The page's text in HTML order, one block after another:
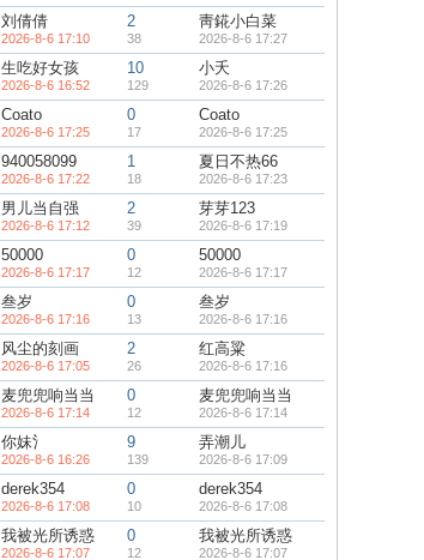
刘倩倩
2026-8-6 17:10
2
38
靑錵小白菜
2026-8-6 17:27
生吃好女孩
2026-8-6 16:52
10
129
小夭
2026-8-6 17:26
Coato
2026-8-6 17:25
0
17
Coato
2026-8-6 17:25
940058099
2026-8-6 17:22
1
18
夏日不热66
2026-8-6 17:23
男儿当自强
2026-8-6 17:12
2
39
芽芽123
2026-8-6 17:19
50000
2026-8-6 17:17
0
12
50000
2026-8-6 17:17
叁岁
2026-8-6 17:16
0
13
叁岁
2026-8-6 17:16
风尘的刻画
2026-8-6 17:05
2
26
红高粱
2026-8-6 17:16
麦兜兜响当当
2026-8-6 17:14
0
12
麦兜兜响当当
2026-8-6 17:14
你妹氵
2026-8-6 16:26
9
139
弄潮儿
2026-8-6 17:09
derek354
2026-8-6 17:08
0
10
derek354
2026-8-6 17:08
我被光所诱惑
2026-8-6 17:07
0
12
我被光所诱惑
2026-8-6 17:07